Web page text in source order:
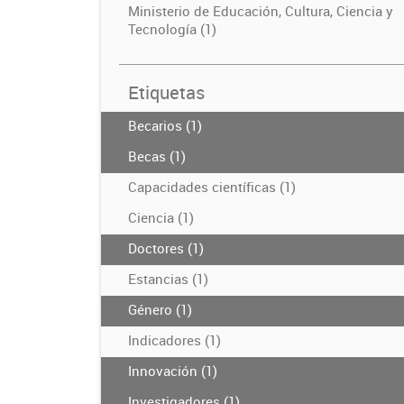
Ministerio de Educación, Cultura, Ciencia y
Tecnología (1)
Etiquetas
Becarios (1)
Becas (1)
Capacidades científicas (1)
Ciencia (1)
Doctores (1)
Estancias (1)
Género (1)
Indicadores (1)
Innovación (1)